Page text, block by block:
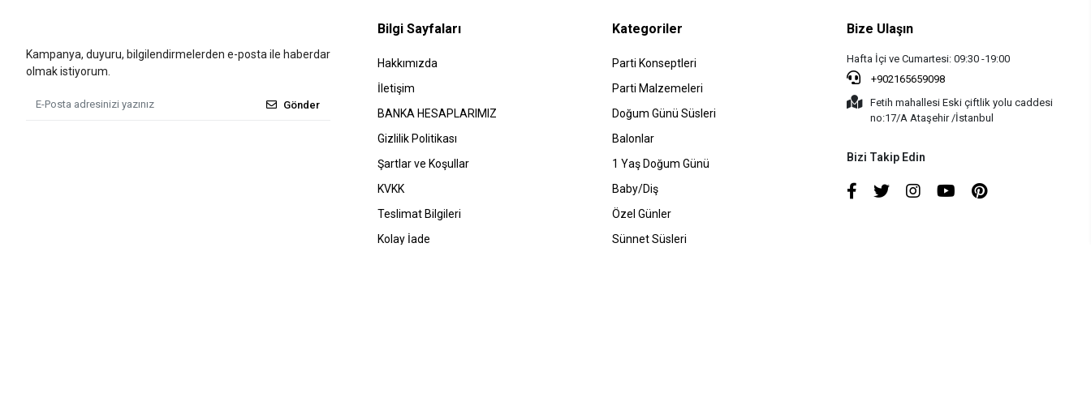
Kampanya, duyuru, bilgilendirmelerden e-posta ile haberdar
olmak istiyorum.
Gönder
Bilgi Sayfaları
Hakkımızda
İletişim
BANKA HESAPLARIMIZ
Gizlilik Politikası
Şartlar ve Koşullar
KVKK
Teslimat Bilgileri
Kolay İade
Kategoriler
Parti Konseptleri
Parti Malzemeleri
Doğum Günü Süsleri
Balonlar
1 Yaş Doğum Günü
Baby/Diş
Özel Günler
Sünnet Süsleri
Bize Ulaşın
Hafta İçi ve Cumartesi: 09:30 -19:00
+902165659098
Fetih mahallesi Eski çiftlik yolu caddesi
no:17/A Ataşehir /İstanbul
Bizi Takip Edin